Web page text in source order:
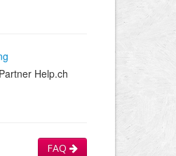
Help.ch
FAQ